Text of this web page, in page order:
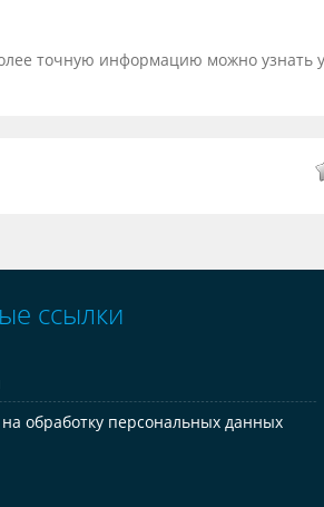
точную информацию можно узнать
ссылки
обработку персональных данных